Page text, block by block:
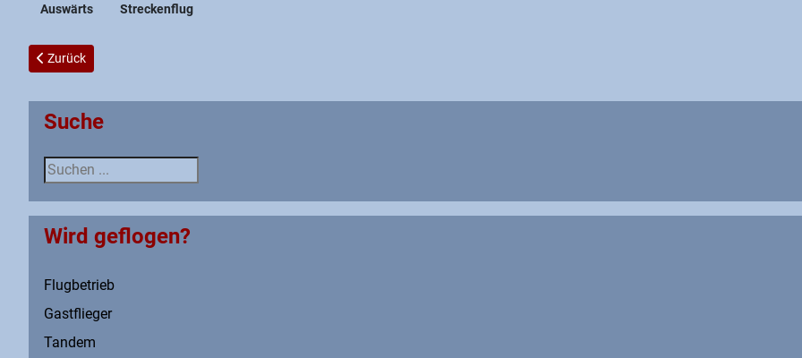
Auswärts Streckenflug
Vorheriger Beitrag: Himmelfahrt 05.05.16
Zurück
Suche
Suche
Wird geflogen?
Flugbetrieb
Gastflieger
Tandem